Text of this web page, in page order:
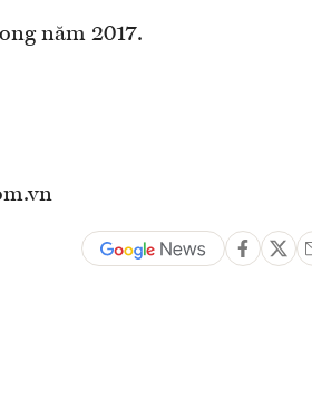
năm 2017.